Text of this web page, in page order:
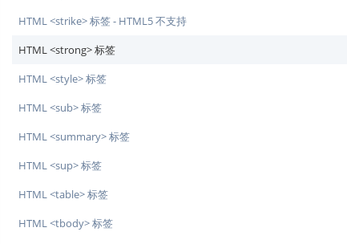
HTML <strike> 标签 - HTML5 不支持
HTML <strong> 标签
HTML <style> 标签
HTML <sub> 标签
HTML <summary> 标签
HTML <sup> 标签
HTML <table> 标签
HTML <tbody> 标签